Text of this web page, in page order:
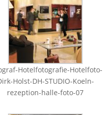
Hotelfotografie-Hotelfoto-
Holst-DH-STUDIO-Koeln-
rezeption-halle-foto-07